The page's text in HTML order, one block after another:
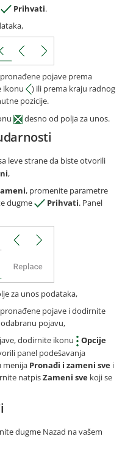
Prihvati.
pojave prema
ikonu
) ili prema kraju radnog
pozicije.
desno od polja za unos.
leve strane da biste otvorili
,
, promenite parametre
dugme
Prihvati. Panel
za unos podataka,
pojave i dodirnite
pojavu,
dodirnite ikonu
Opcije
panel podešavanja
menija Pronađi i zameni sve i
natpisZameni sve koji se
dugme Nazad na vašem